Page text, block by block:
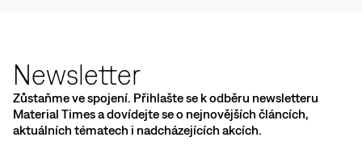
Newsletter
Zůstaňme ve spojení. Přihlašte se k odběru newsletteru
Material Times a dovídejte se o nejnovějších článcích,
aktuálních tématech i nadcházejících akcích.